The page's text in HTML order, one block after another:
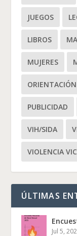
JUEGOS
LIBROS
MUJERES
PUBLICIDAD
VIH/SIDA
VIOLENCIA
ÚLTIMAS
Jul 5,